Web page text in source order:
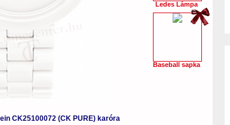
CK25100072 (CK PURE) karóra
Ledes Lámpa
Baseball sapka